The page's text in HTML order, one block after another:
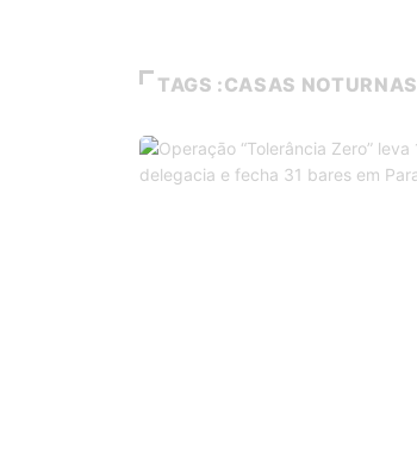
TAGS :CASAS NOTURNAS